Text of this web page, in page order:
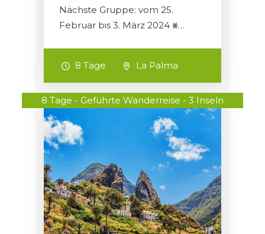
Nächste Gruppe: vom 25.
Februar bis 3. März 2024 ⨳…
8 Tage La Palma
8 Tage - Geführte Wanderreise - 3 Inseln